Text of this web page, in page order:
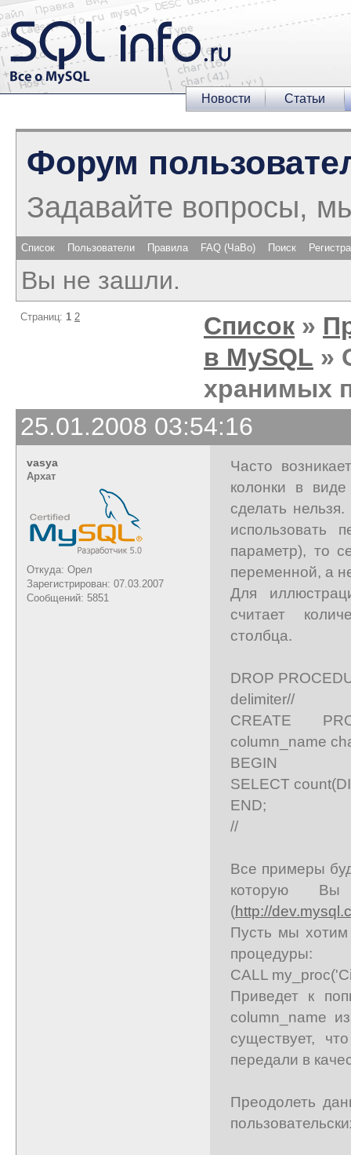
Новости Статьи
Форум
Задавайте вопросы,
Список Пользователи Правила FAQ (ЧаВо) Поиск
Вы не зашли.
Страниц: 1 2 Список »
в MySQL »
хранимых
25.01.2008 03:54:16
vasya
Архат
Откуда: Орел
Зарегистрирован: 07.03.2007
Сообщений: 5851
Часто
колонки в
сделать
использовать
параметр), то
переменной, а
Для
считает
столбца.
DROP
delimiter//
CREATE
column_name
BEGIN
SELECT
END;
//
Все примеры
которую
(http://
Пусть мы хотим
процедуры:
CALL
Приведет к
column_name
существует,
передали в
Преодолеть